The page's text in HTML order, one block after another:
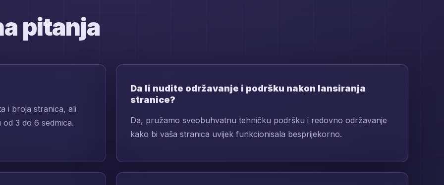
pitanja
i broja stranica, ali
3 do 6 sedmica.
Da li nudite održavanje i podršku nakon lansiranja
stranice?
Da, pružamo sveobuhvatnu tehničku podršku i redovno održavanje
kako bi vaša stranica uvijek funkcionisala besprijekorno.